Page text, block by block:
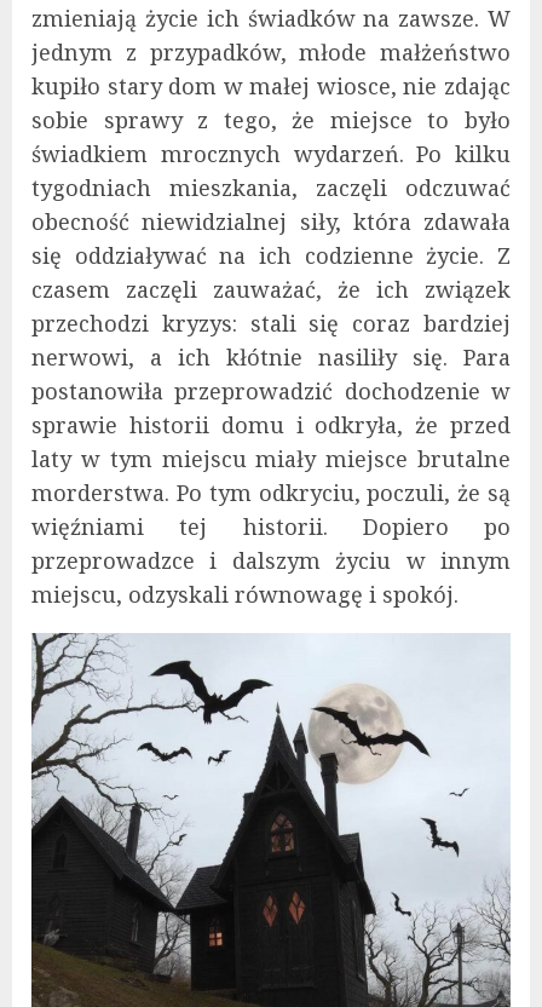
zmieniają życie ich świadków na zawsze. W
jednym z przypadków, młode małżeństwo
kupiło stary dom w małej wiosce, nie zdając
sobie sprawy z tego, że miejsce to było
świadkiem mrocznych wydarzeń. Po kilku
tygodniach mieszkania, zaczęli odczuwać
obecność niewidzialnej siły, która zdawała
się oddziaływać na ich codzienne życie. Z
czasem zaczęli zauważać, że ich związek
przechodzi kryzys: stali się coraz bardziej
nerwowi, a ich kłótnie nasiliły się. Para
postanowiła przeprowadzić dochodzenie w
sprawie historii domu i odkryła, że przed
laty w tym miejscu miały miejsce brutalne
morderstwa. Po tym odkryciu, poczuli, że są
więźniami tej historii. Dopiero po
przeprowadzce i dalszym życiu w innym
miejscu, odzyskali równowagę i spokój.